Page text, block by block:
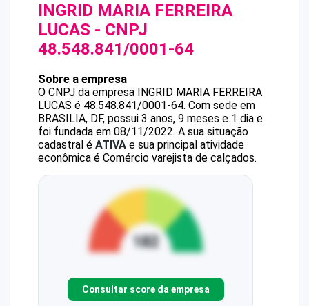
INGRID MARIA FERREIRA
LUCAS - CNPJ
48.548.841/0001-64
Sobre a empresa
O CNPJ da empresa INGRID MARIA FERREIRA
LUCAS é 48.548.841/0001-64. Com sede em
BRASILIA, DF, possui 3 anos, 9 meses e 1 dia e
foi fundada em 08/11/2022. A sua situação
cadastral é ATIVA e sua principal atividade
econômica é Comércio varejista de calçados.
Consultar score da empresa